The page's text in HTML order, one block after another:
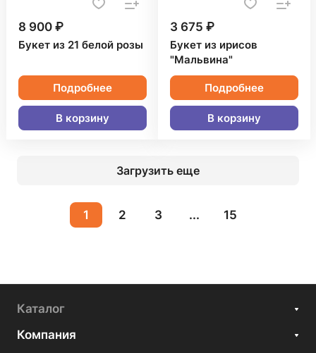
8 900 ₽
Букет из 21 белой розы
Подробнее
В корзину
3 675 ₽
Букет из ирисов
"Мальвина"
Подробнее
В корзину
Загрузить еще
1 2 3 ... 15
Каталог
Компания